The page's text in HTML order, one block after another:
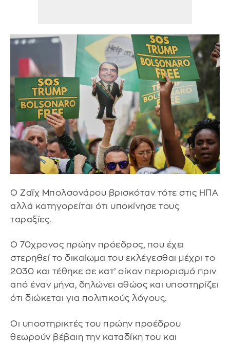
Ο Ζαΐχ Μπολσονάρου βρισκόταν τότε στις ΗΠΑ
αλλά κατηγορείται ότι υποκίνησε τους
ταραξίες.
Ο 70χρονος πρώην πρόεδρος, που έχει
στερηθεί το δικαίωμα του εκλέγεσθαι μέχρι το
2030 και τέθηκε σε κατ’ οίκον περιορισμό πριν
από έναν μήνα, δηλώνει αθώος και υποστηρίζει
ότι διώκεται για πολιτικούς λόγους.
Οι υποστηρικτές του πρώην προέδρου
θεωρούν βέβαιη την καταδίκη του και